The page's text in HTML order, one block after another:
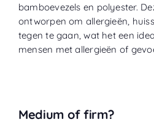
bamboevezels en polyester.
ontworpen om allergieën,
tegen te gaan, wat het een
mensen met allergieën of
Medium of firm?